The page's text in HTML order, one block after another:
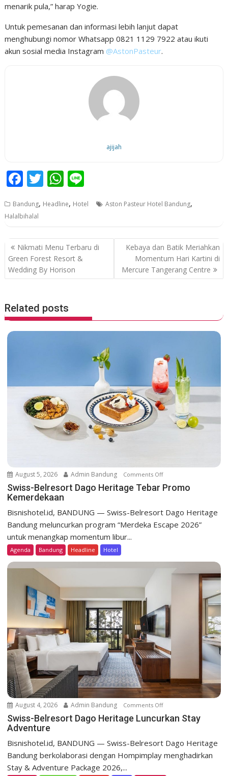
menarik pula,” harap Yogie.
Untuk pemesanan dan informasi lebih lanjut dapat
menghubungi nomor Whatsapp 0821 1129 7922 atau ikuti
akun sosial media Instagram @AstonPasteur.
ajijah
F
ac
e
b
o
o
k
T
w
itt
er
W
h
at
s
A
p
p
e
Bandung, Headline, Hotel Aston Pasteur Hotel Bandung,
Halalbihalal
P
o
s
n
a
i
Nikmati Menu Terbaru di
Green Forest Resort &
Wedding By Horison
Kebaya dan Batik Meriahkan
Momentum Hari Kartini di
Mercure Tangerang Centre
Related posts
August 5, 2026 Admin Bandung Comments Offo
n
s
B
e
o
t
g
o
e
i
t
Swiss-Belresort Dago Heritage Tebar Promo
Kemerdekaan
Bisnishotel.id, BANDUNG — Swiss-Belresort Dago Heritage
Bandung meluncurkan program “Merdeka Escape 2026”
untuk menangkap momentum libur...
Agenda Bandung Headline Hotel
August 4, 2026 Admin Bandung Comments Offo
n
Swiss-Belresort Dago Heritage Luncurkan Stay
Adventure
Bisnishotel.id, BANDUNG — Swiss-Belresort Dago Heritage
Bandung berkolaborasi dengan Hompimplay menghadirkan
Stay & Adventure Package 2026,...